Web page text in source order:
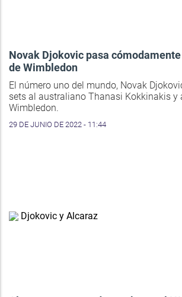
Novak Djokovic pasa
de Wimbledon
El número uno del mundo, Novak
sets al australiano Thanasi Kokkinakis y
Wimbledon.
29 DE JUNIO DE 2022 - 11:44